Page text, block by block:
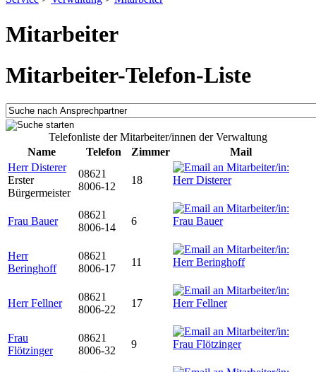
Mitarbeiter
Mitarbeiter-Telefon-Liste
Telefonliste der Mitarbeiter/innen der Verwaltung
Name
Telefon Zimmer
Mail
Herr Disterer
Erster
Bürgermeister
08621
8006-12
18
Frau Bauer
08621
8006-14
6
Herr
Beringhoff
08621
8006-17
11
Herr Fellner
08621
8006-22
17
Frau
Flötzinger
08621
8006-32
9